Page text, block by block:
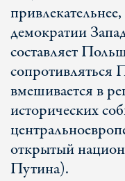
демократии
составляет
сопротивляться
вмешивается в
исторических
открытый
Путина).